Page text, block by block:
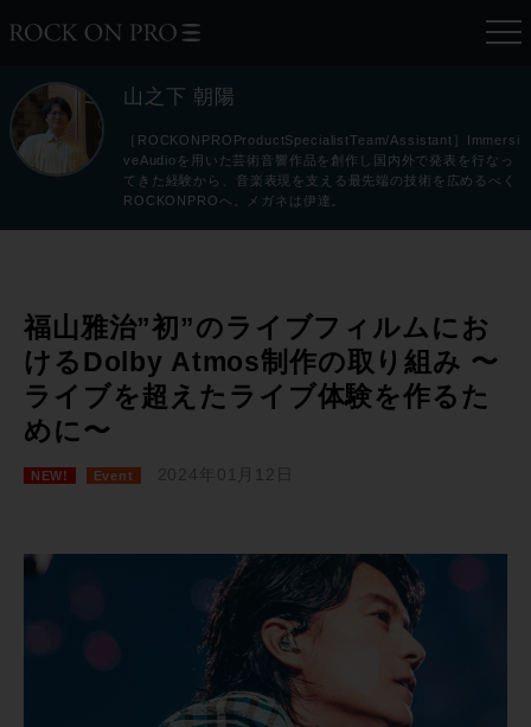
山之下 朝陽
［ROCKONPROProductSpecialistTeam/Assistant］Immersi
veAudioを用いた芸術音響作品を創作し国内外で発表を行なっ
てきた経験から、音楽表現を支える最先端の技術を広めるべく
ROCKONPROへ。メガネは伊達。
福山雅治”初”のライブフィルムにお
けるDolby Atmos制作の取り組み 〜
ライブを超えたライブ体験を作るた
めに〜
NEW! Event 2024年01月12日